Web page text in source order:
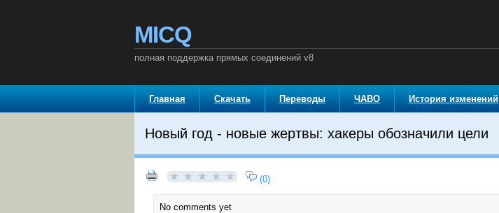
MICQ
полная поддержка прямых соединений v8
Главная Скачать Переводы ЧАВО История изменений
Новый год - новые жертвы: хакеры обозначили цели
(0)
No comments yet